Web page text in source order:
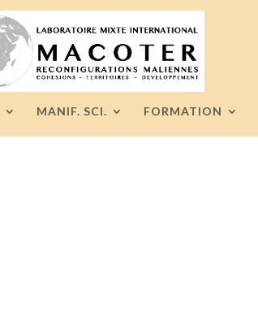
MANIF. SCI. FORMATION